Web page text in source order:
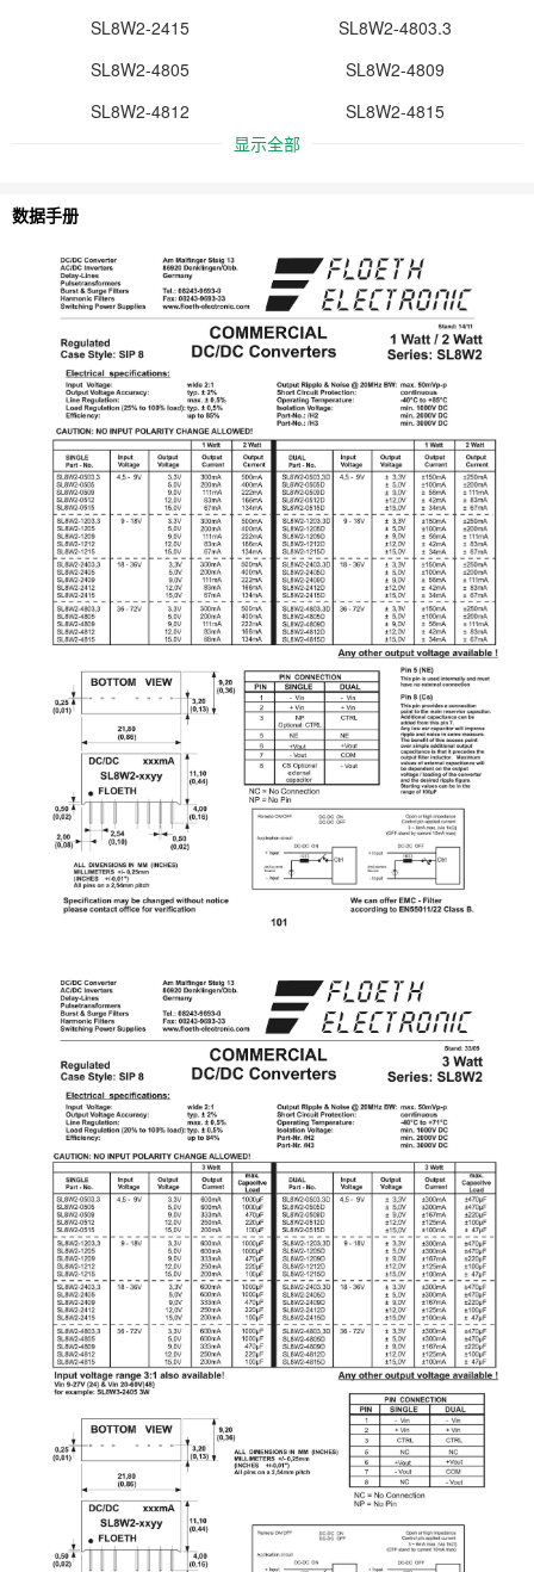
SL8W2-2415
SL8W2-4803.3
SL8W2-4805
SL8W2-4809
SL8W2-4812
SL8W2-4815
显示全部
数据手册